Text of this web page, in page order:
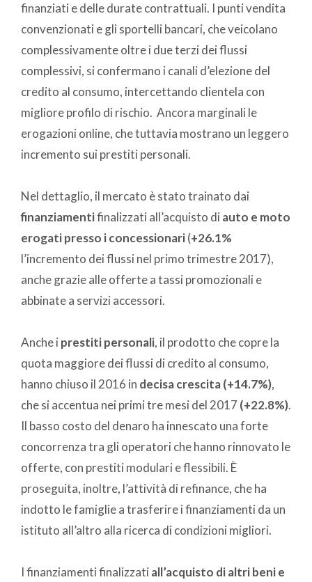
finanziati e delle durate contrattuali. I punti vendita
convenzionati e gli sportelli bancari, che veicolano
complessivamente oltre i due terzi dei flussi
complessivi, si confermano i canali d’elezione del
credito al consumo, intercettando clientela con
migliore profilo di rischio. Ancora marginali le
erogazioni online, che tuttavia mostrano un leggero
incremento sui prestiti personali.
Nel dettaglio, il mercato è stato trainato dai
finanziamentifinalizzati all’acquisto di auto e moto
erogati presso i concessionari(+26.1%
l’incremento dei flussi nel primo trimestre 2017),
anche grazie alle offerte a tassi promozionali e
abbinate a servizi accessori.
Anche i prestiti personali, il prodotto che copre la
quota maggiore dei flussi di credito al consumo,
hanno chiuso il 2016 in decisa crescita (+14.7%),
che si accentua nei primi tre mesi del 2017 (+22.8%).
Il basso costo del denaro ha innescato una forte
concorrenza tra gli operatori che hanno rinnovato le
offerte, con prestiti modulari e flessibili. È
proseguita, inoltre, l’attività di refinance, che ha
indotto le famiglie a trasferire i finanziamenti da un
istituto all’altro alla ricerca di condizioni migliori.
I finanziamenti finalizzati all’acquisto di altri beni e